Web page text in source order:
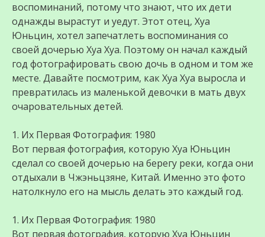
воспоминаний, потому что знают, что их дети
однажды вырастут и уедут. Этот отец, Хуа
Юньцин, хотел запечатлеть воспоминания со
своей дочерью Хуа Хуа. Поэтому он начал каждый
год фотографировать свою дочь в одном и том же
месте. Давайте посмотрим, как Хуа Хуа выросла и
превратилась из маленькой девочки в мать двух
очаровательных детей.
1. Их Первая Фотография: 1980
Вот первая фотография, которую Хуа Юньцин
сделал со своей дочерью на берегу реки, когда они
отдыхали в Чжэньцзяне, Китай. Именно это фото
натолкнуло его на мысль делать это каждый год.
1. Их Первая Фотография: 1980
Вот первая фотография, которую Хуа Юньцин